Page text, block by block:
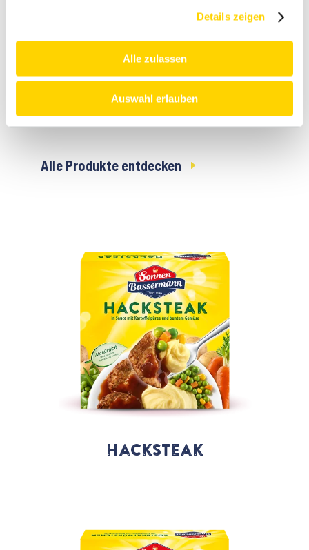
Details zeigen
Alle zulassen
Auswahl erlauben
Mehr
Fertiggerich
te
Alle Produkte entdecken
Hacksteak